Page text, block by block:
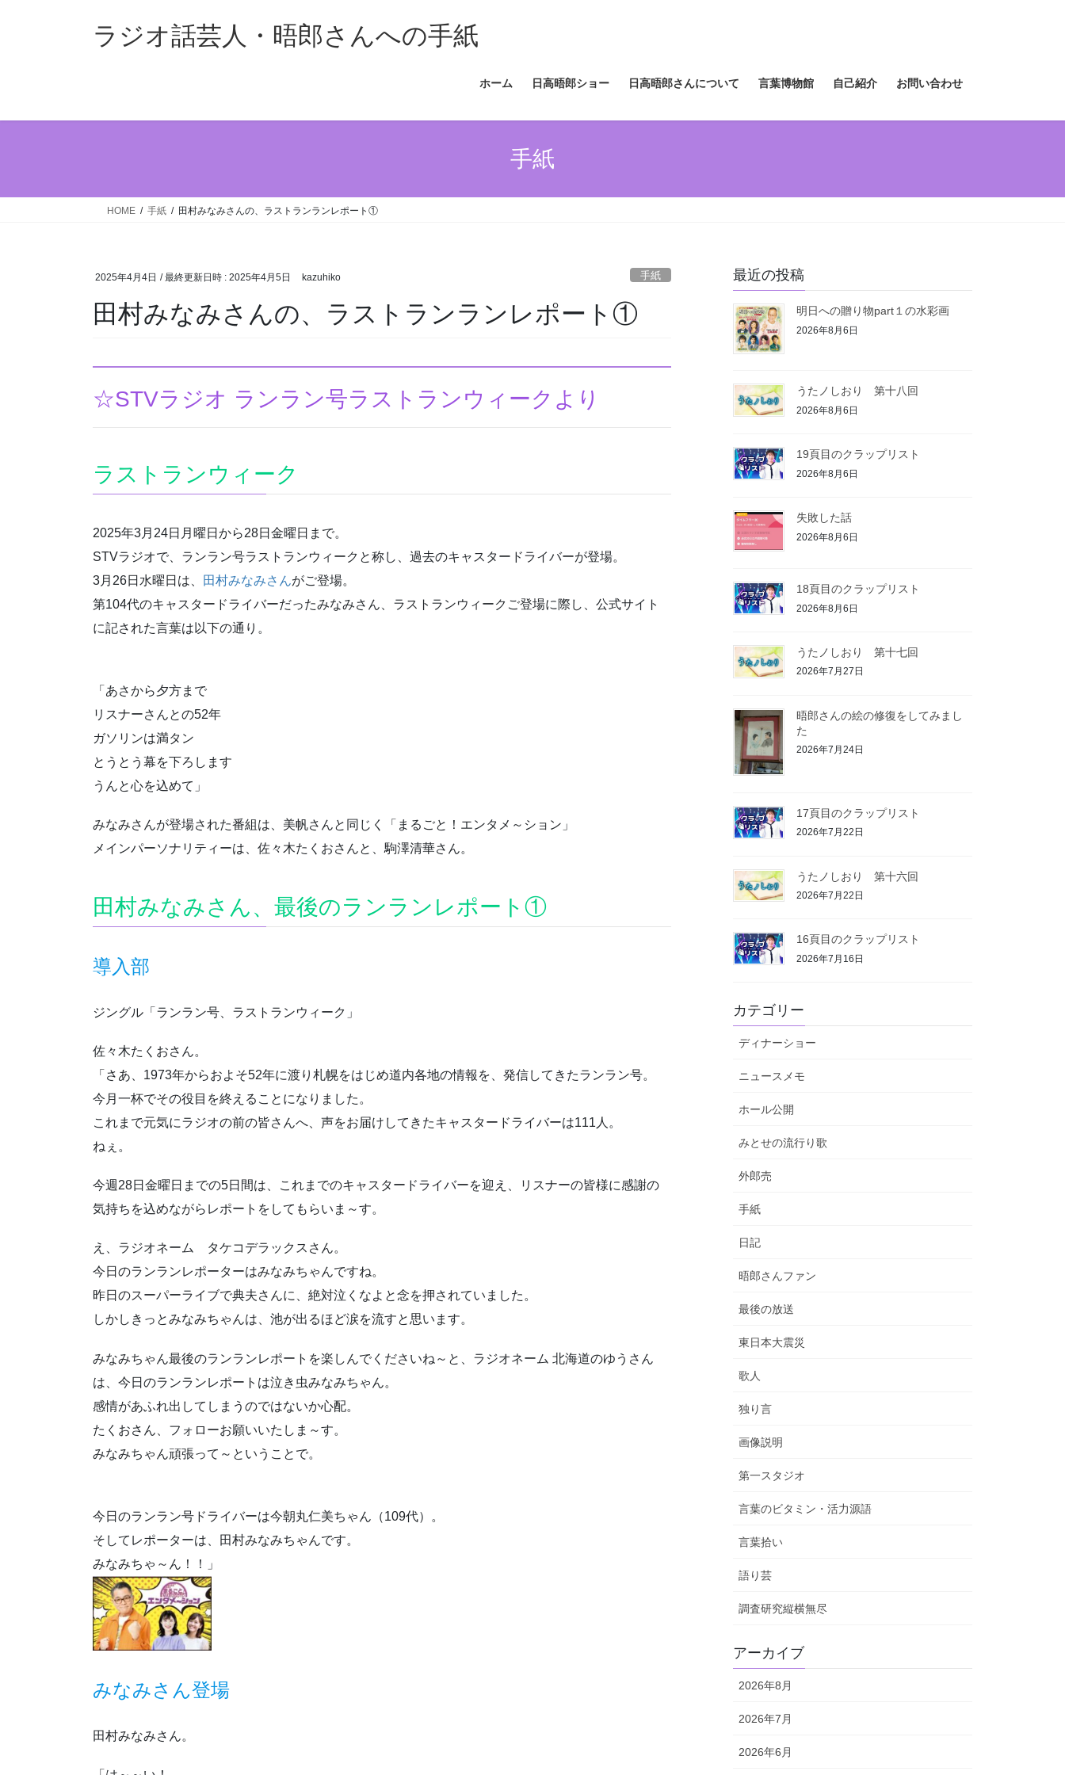
ス
ン
ラジオ話芸人・晤郎さんへの手紙
ホーム 日高晤郎ショー 日高晤郎さんについて 言葉博物館 自己紹介 お問い合わせ
手紙
HOME 手紙 田村みなみさんの、ラストランランレポート①
2025年4月4日 / 最終更新日時 : 2025年4月5日 kazuhiko 手紙
田村みなみさんの、ラストランランレポート①
☆STVラジオ ランラン号ラストランウィークより
ラストランウィーク
2025年3月24日月曜日から28日金曜日まで。
STVラジオで、ランラン号ラストランウィークと称し、過去のキャスタードライバーが登場。
3月26日水曜日は、
田村みなみさんがご登場。
第104代のキャスタードライバーだったみなみさん、ラストランウィークご登場に際し、公式サイト
に記された言葉は以下の通り。
「あさから夕方まで
リスナーさんとの52年
ガソリンは満タン
とうとう幕を下ろします
うんと心を込めて」
みなみさんが登場された番組は、美帆さんと同じく「まるごと！エンタメ～ション」
メインパーソナリティーは、佐々木たくおさんと、駒澤清華さん。
田村みなみさん、最後のランランレポート①
導入部
ジングル「ランラン号、ラストランウィーク」
佐々木たくおさん。
「さあ、1973年からおよそ52年に渡り札幌をはじめ道内各地の情報を、発信してきたランラン号。
今月一杯でその役目を終えることになりました。
これまで元気にラジオの前の皆さんへ、声をお届けしてきたキャスタードライバーは111人。
ねぇ。
今週28日金曜日までの5日間は、これまでのキャスタードライバーを迎え、リスナーの皆様に感謝の
気持ちを込めながらレポートをしてもらいま～す。
え、ラジオネーム タケコデラックスさん。
今日のランランレポーターはみなみちゃんですね。
昨日のスーパーライブで典夫さんに、絶対泣くなよと念を押されていました。
しかしきっとみなみちゃんは、池が出るほど涙を流すと思います。
みなみちゃん最後のランランレポートを楽しんでくださいね～と、ラジオネーム 北海道のゆうさん
は、今日のランランレポートは泣き虫みなみちゃん。
感情があふれ出してしまうのではないか心配。
たくおさん、フォローお願いいたしま～す。
みなみちゃん頑張って～ということで。
今日のランラン号ドライバーは今朝丸仁美ちゃん（109代）。
そしてレポーターは、田村みなみちゃんです。
みなみちゃ～ん！！」
みなみさん登場
田村みなみさん。
最近の投稿
明日への贈り物part１の水彩画
2026年8月6日
うたノしおり 第十八回
2026年8月6日
19頁目のクラップリスト
2026年8月6日
失敗した話
2026年8月6日
18頁目のクラップリスト
2026年8月6日
うたノしおり 第十七回
2026年7月27日
晤郎さんの絵の修復をしてみまし
た
2026年7月24日
17頁目のクラップリスト
2026年7月22日
うたノしおり 第十六回
2026年7月22日
16頁目のクラップリスト
2026年7月16日
カテゴリー
ディナーショー
ニュースメモ
ホール公開
みとせの流行り歌
外郎売
手紙
日記
晤郎さんファン
最後の放送
東日本大震災
歌人
独り言
画像説明
第一スタジオ
言葉のビタミン・活力源語
言葉拾い
語り芸
調査研究縦横無尽
アーカイブ
2026年8月
2026年7月
2026年6月